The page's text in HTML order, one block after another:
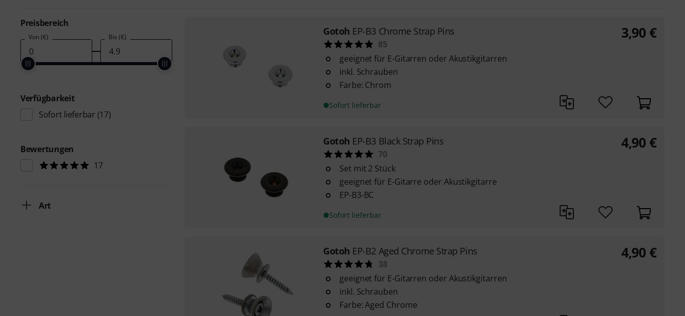
Preisbereich
Von (€) Bis (€)
Verfügbarkeit
Sofort lieferbar (17)
Bewertungen
17
Art
Gotoh EP-B3 Chrome Strap Pins
85
geeignet für E-Gitarren oder Akustikgitarren
inkl. Schrauben
Farbe: Chrom
Sofort lieferbar
3,90 €
Gotoh EP-B3 Black Strap Pins
70
Set mit 2 Stück
geeignet für E-Gitarre oder Akustikgitarre
EP-B3-BC
Sofort lieferbar
4,90 €
Gotoh EP-B2 Aged Chrome Strap Pins
38
geeignet für E-Gitarren oder Akustikgitarren
inkl. Schrauben
Farbe: Aged Chrome
4,90 €